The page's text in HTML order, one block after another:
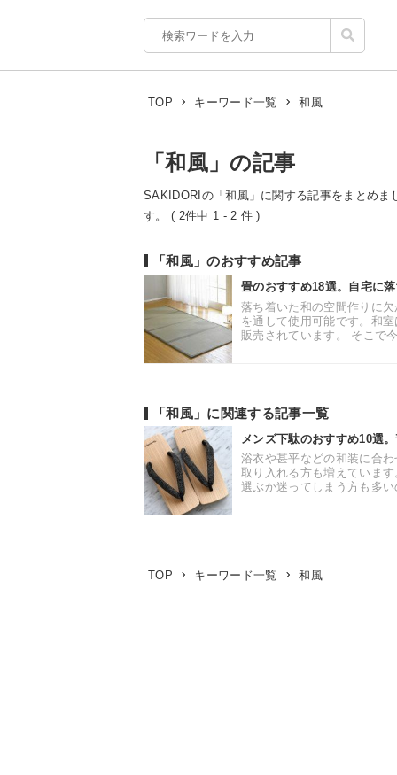
TOP キーワード一覧 和風
「和風」の記事
SAKIDORIの「和風」に関する記事をまとめ
す。 ( 2件中 1 - 2 件 )
「和風」のおすすめ記事
畳のおすすめ18選。自宅に
落ち着いた和の空間作りに
を通して使用可能です。和
販売されています。 そこで
「和風」に関連する記事一覧
メンズ下駄のおすすめ10選
浴衣や甚平などの和装に合
取り入れる方も増えていま
選ぶか迷ってしまう方も多
TOP キーワード一覧 和風